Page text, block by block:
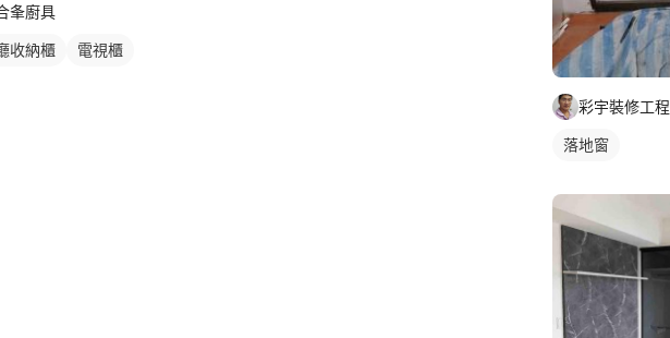
夆廚具
收納櫃 電視櫃
彩宇裝修工程
落地窗